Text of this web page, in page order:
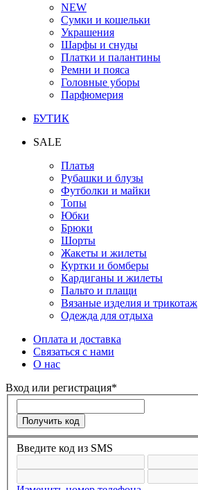
NEW
Сумки и кошельки
Украшения
Шарфы и снуды
Платки и палантины
Ремни и пояса
Головные уборы
Парфюмерия
БУТИК
SALE
Платья
Рубашки и блузы
Футболки и майки
Топы
Юбки
Брюки
Шорты
Жакеты и жилеты
Куртки и бомберы
Кардиганы и жилеты
Пальто и плащи
Вязаные изделия и трикотаж
Одежда для отдыха
Оплата и доставка
Связаться с нами
О нас
Вход или регистрация*
Введите код из SMS